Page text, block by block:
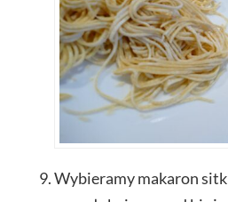
Wybieramy makaron